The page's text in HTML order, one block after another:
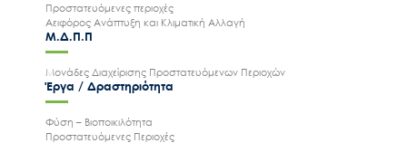
Προστατευόμενες περιοχές
Αειφόρος Ανάπτυξη και Κλιματική Αλλαγή
Μ.Δ.Π.Π
Μονάδες Διαχείρισης Προστατευόμενων Περιοχών
Έργα / Δραστηριότητα
Φύση – Βιοποικιλότητα
Προστατευόμενες Περιοχές